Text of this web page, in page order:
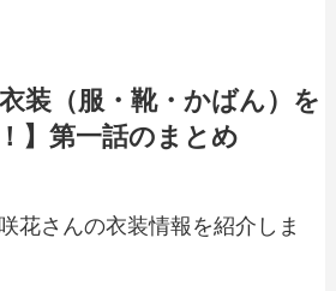
装（服・靴・かばん）を
】第一話のまとめ
花さんの衣装情報を紹介しま